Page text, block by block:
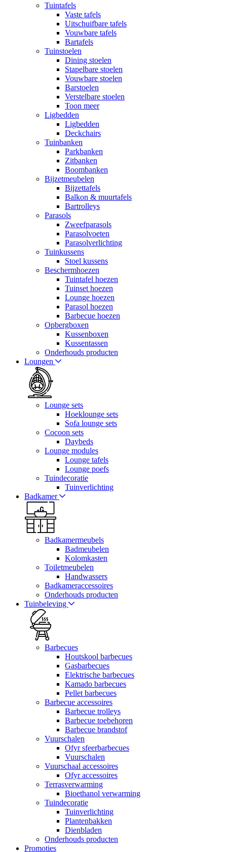
Tuintafels
Vaste tafels
Uitschuifbare tafels
Vouwbare tafels
Bartafels
Tuinstoelen
Dining stoelen
Stapelbare stoelen
Vouwbare stoelen
Barstoelen
Verstelbare stoelen
Toon meer
Ligbedden
Ligbedden
Deckchairs
Tuinbanken
Parkbanken
Zitbanken
Boombanken
Bijzetmeubelen
Bijzettafels
Balkon & muurtafels
Bartrolleys
Parasols
Zweefparasols
Parasolvoeten
Parasolverlichting
Tuinkussens
Stoel kussens
Beschermhoezen
Tuintafel hoezen
Tuinset hoezen
Lounge hoezen
Parasol hoezen
Barbecue hoezen
Opbergboxen
Kussenboxen
Kussentassen
Onderhouds producten
Loungen
Lounge sets
Hoeklounge sets
Sofa lounge sets
Cocoon sets
Daybeds
Lounge modules
Lounge tafels
Lounge poefs
Tuindecoratie
Tuinverlichting
Badkamer
Badkamermeubels
Badmeubelen
Kolomkasten
Toiletmeubelen
Handwassers
Badkameraccessoires
Onderhouds producten
Tuinbeleving
Barbecues
Houtskool barbecues
Gasbarbecues
Elektrische barbecues
Kamado barbecues
Pellet barbecues
Barbecue accessoires
Barbecue trolleys
Barbecue toebehoren
Barbecue brandstof
Vuurschalen
Ofyr sfeerbarbecues
Vuurschalen
Vuurschaal accessoires
Ofyr accessoires
Terrasverwarming
Bioethanol verwarming
Tuindecoratie
Tuinverlichting
Plantenbakken
Dienbladen
Onderhouds producten
Promoties